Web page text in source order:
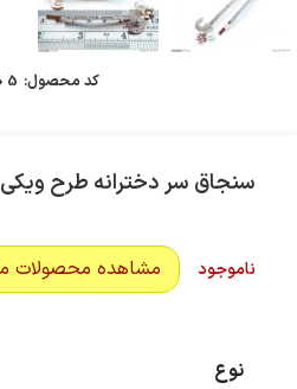
کد محصول:
سنجاق سر دخترانه طرح ویکی
ناموجود مشاهده محصولات
نوع